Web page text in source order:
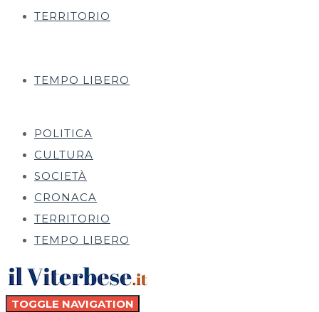
TERRITORIO
TEMPO LIBERO
POLITICA
CULTURA
SOCIETÀ
CRONACA
TERRITORIO
TEMPO LIBERO
TOGGLE NAVIGATION